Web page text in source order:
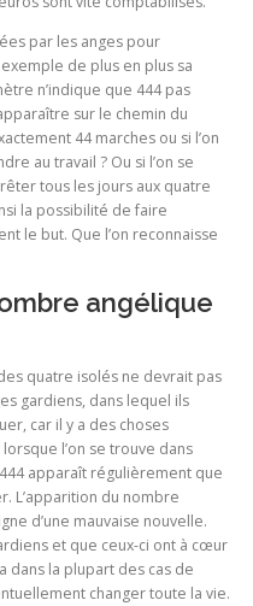
par les anges pour
de plus en plus sa
n’indique que 444 pas
sur le chemin du
44 marches ou si l’on
au travail ? Ou si l’on se
tous les jours aux quatre
la possibilité de faire
le but. Que l’on reconnaisse
angélique
quatre isolés ne devrait pas
gardiens, dans lequel ils
car il y a des choses
l’on se trouve dans
apparaît régulièrement que
L’apparition du nombre
d’une mauvaise nouvelle.
et que ceux-ci ont à cœur
dans la plupart des cas de
changer toute la vie.